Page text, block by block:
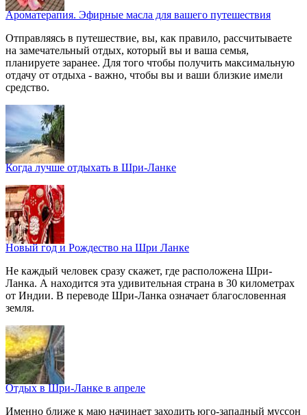
Ароматерапия. Эфирные масла для вашего путешествия
Отправляясь в путешествие, вы, как правило, рассчитываете
на замечательный отдых, который вы и ваша семья,
планируете заранее. Для того чтобы получить максимальную
отдачу от отдыха - важно, чтобы вы и ваши близкие имели
средство.
Когда лучше отдыхать в Шри-Ланке
Новый год и Рождество на Шри Ланке
Не каждый человек сразу скажет, где расположена Шри-
Ланка. А находится эта удивительная страна в 30 километрах
от Индии. В переводе Шри-Ланка означает благословенная
земля.
Отдых в Шри-Ланке в апреле
Именно ближе к маю начинает заходить юго-западный муссон